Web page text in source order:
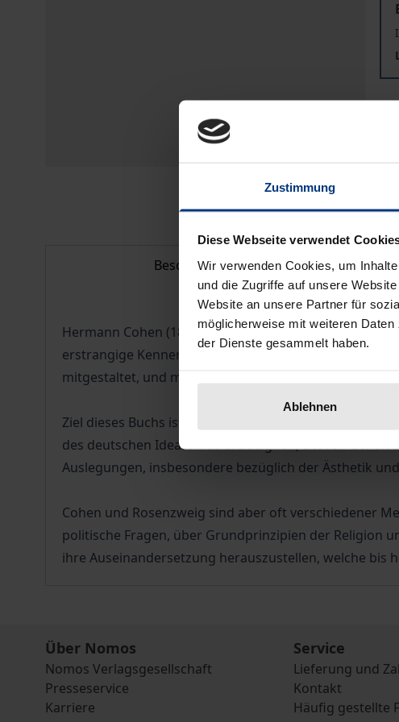
Zustimmung
Diese Webseite verwendet
Wir verwenden Cookies, um
und die Zugriffe auf unsere
Website an unsere Partner für
möglicherweise mit weiteren
der Dienste gesammelt haben.
Ablehnen
Beschreibung
Hermann Cohen (1842–1918) und Franz Rosenzweig
erstrangige Kenner des klassischen deutschen
mitgestaltet, und mit seinem Buch Hegel und der
Ziel dieses Buchs ist es, die Vorgehensweisen und
des deutschen Idealismus anzueignen, dessen
Auslegungen, insbesondere bezüglich der Ästhetik
Cohen und Rosenzweig sind aber oft verschiedener
politische Fragen, über Grundprinzipien der Religion
ihre Auseinandersetzung herauszustellen, welche bis
Über Nomos
Nomos Verlagsgesellschaft
Presseservice
Karriere
Service
Lieferung und
Kontakt
Häufig gestellte